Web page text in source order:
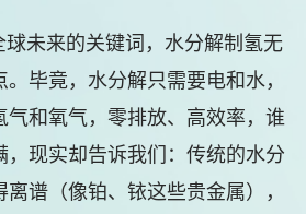
球未来的关键词，水分解制氢无
毕竟，水分解只需要电和水，
气和氧气，零排放、高效率，谁
，现实却告诉我们：传统的水分
谱（像铂、铱这些贵金属），